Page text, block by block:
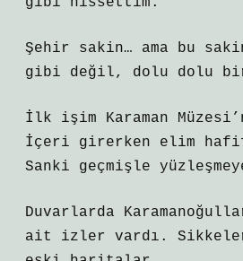
Şehir sakin… ama bu
gibi değil, dolu dolu
İlk işim Karaman
İçeri girerken elim
Sanki geçmişle
Duvarlarda
ait izler vardı.